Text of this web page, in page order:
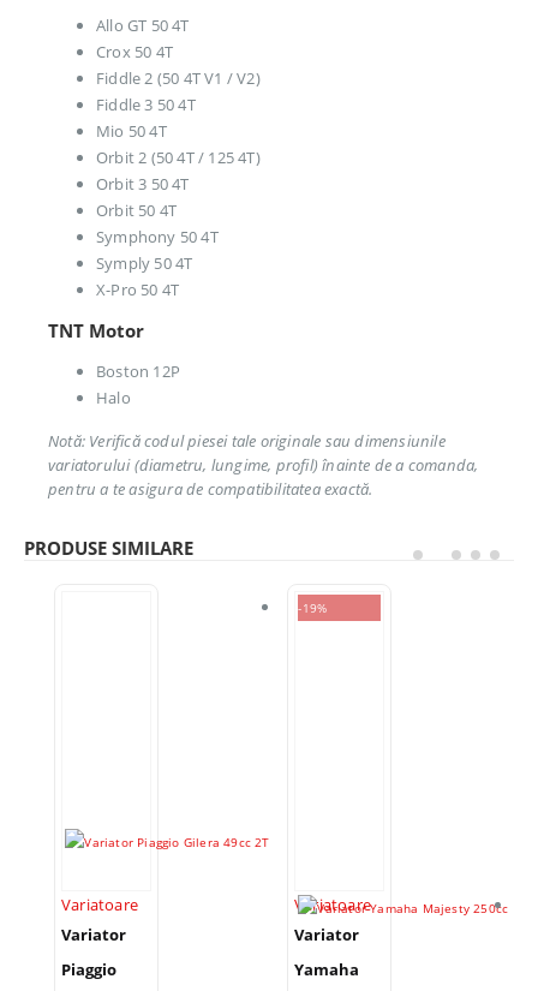
Allo GT 50 4T
Crox 50 4T
Fiddle 2 (50 4T V1 / V2)
Fiddle 3 50 4T
Mio 50 4T
Orbit 2 (50 4T / 125 4T)
Orbit 3 50 4T
Orbit 50 4T
Symphony 50 4T
Symply 50 4T
X-Pro 50 4T
TNT Motor
Boston 12P
Halo
Notă: Verifică codul piesei tale originale sau dimensiunile
variatorului (diametru, lungime, profil) înainte de a comanda,
pentru a te asigura de compatibilitatea exactă.
PRODUSE SIMILARE
Variatoare
Variator
Piaggio
-19%
Variatoare
Variator
Yamaha